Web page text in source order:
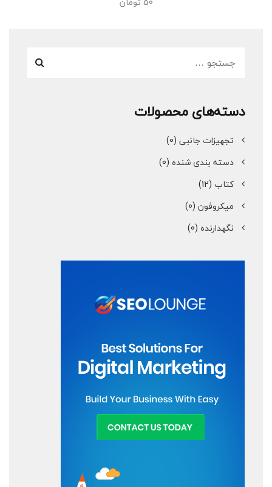
دسته‌های محصولات
تجهیزات جانبی (0)
دسته بندی شنده (0)
کتاب (12)
میکروفون (0)
نگهدارنده (0)